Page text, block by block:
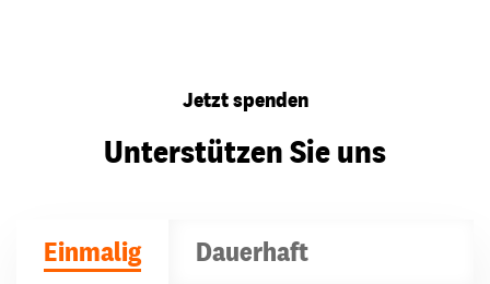
Jetzt spenden
Unterstützen Sie uns
Einmalig Dauerhaft